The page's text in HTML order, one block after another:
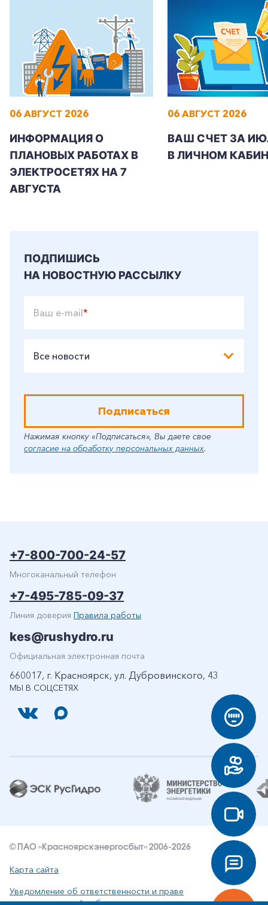
06 АВГУСТ 2026
ИНФОРМАЦИЯ О
ПЛАНОВЫХ РАБОТАХ В
ЭЛЕКТРОСЕТЯХ НА 7
АВГУСТА
06 АВГУСТ 2026
ВАШ СЧЕТ ЗА
В ЛИЧНОМ
ПОДПИШИСЬ
НА НОВОСТНУЮ РАССЫЛКУ
Ваш e-mail*
Все новости
Подписаться
Нажимая кнопку «Подписаться», Вы даете свое
согласие на обработку персональных данных.
МЫ В СОЦСЕТЯХ
+7-800-700-24-57
Многоканальный телефон
+7-495-785-09-37
Линия доверия Правила работы
kes@rushydro.ru
Официальная электронная почта
660017, г. Красноярск, ул. Дубровинского, 43
© ПАО «Красноярскэнергосбыт» 2006-2026
Карта сайта
Уведомление об ответственности и праве